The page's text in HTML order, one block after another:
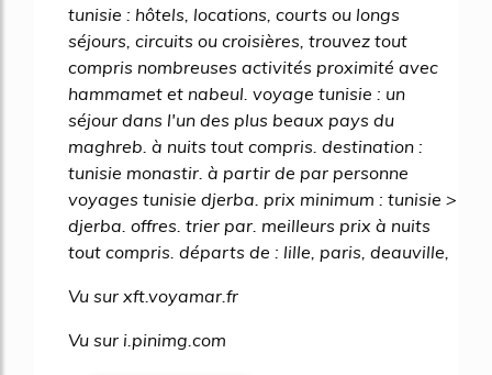
tunisie : hôtels, locations, courts ou longs
séjours, circuits ou croisières, trouvez tout
compris nombreuses activités proximité avec
hammamet et nabeul. voyage tunisie : un
séjour dans l'un des plus beaux pays du
maghreb. à nuits tout compris. destination :
tunisie monastir. à partir de par personne
voyages tunisie djerba. prix minimum : tunisie >
djerba. offres. trier par. meilleurs prix à nuits
tout compris. départs de : lille, paris, deauville,
Vu sur xft.voyamar.fr
Vu sur i.pinimg.com